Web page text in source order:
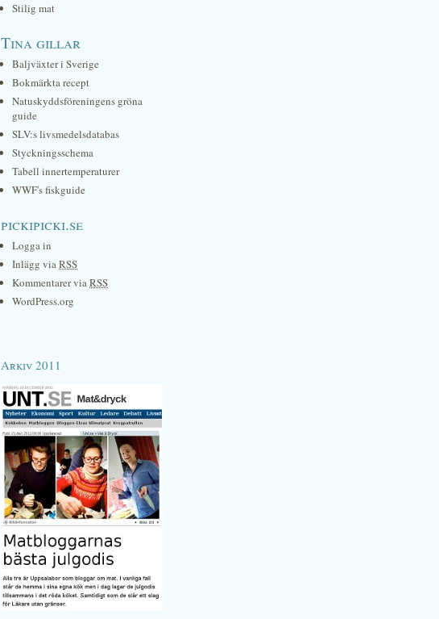
Stilig mat
Tina gillar
Baljväxter i Sverige
Bokmärkta recept
Natuskyddsföreningens gröna
guide
SLV:s livsmedelsdatabas
Styckningsschema
Tabell innertemperaturer
WWF's fiskguide
pickipicki.se
Logga in
Inlägg viaRSS
Kommentarer viaRSS
WordPress.org
Arkiv 2011